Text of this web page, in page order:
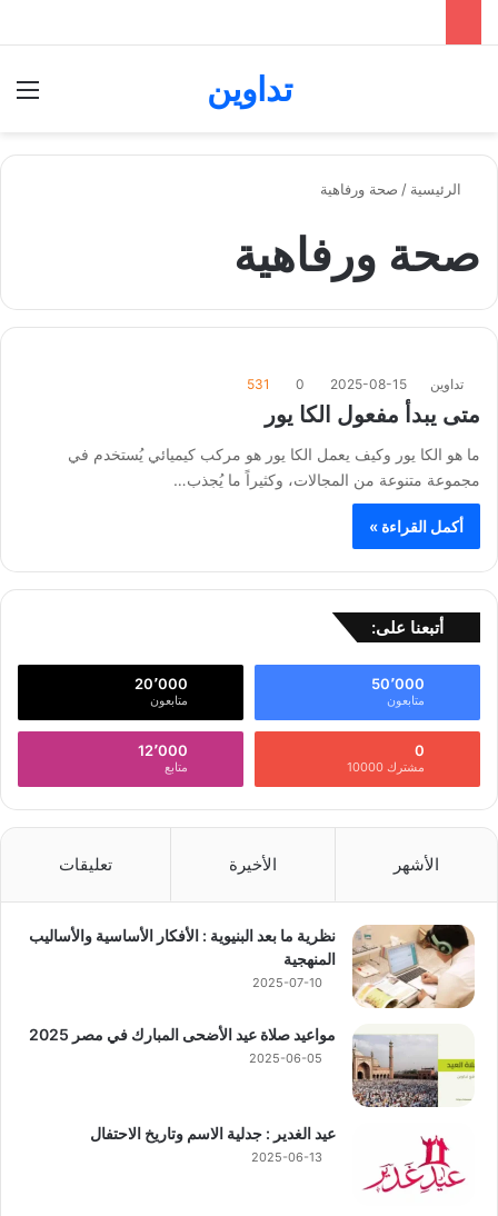
تداوين
الرئيسية / صحة ورفاهية
صحة ورفاهية
تداوين 2025-08-15
0
531
متى يبدأ مفعول الكا يور
ما هو الكا يور وكيف يعمل الكا يور هو مركب كيميائي يُستخدم في
مجموعة متنوعة من المجالات، وكثيراً ما يُجذب…
أكمل القراءة »
أتبعنا على:
50٬000
متابعون
20٬000
متابعون
0
مشترك 10000
12٬000
متابع
الأشهر الأخيرة تعليقات
نظرية ما بعد البنيوية : الأفكار الأساسية والأساليب
المنهجية
2025-07-10
مواعيد صلاة عيد الأضحى المبارك في مصر 2025
2025-06-05
عيد الغدير : جدلية الاسم وتاريخ الاحتفال
2025-06-13